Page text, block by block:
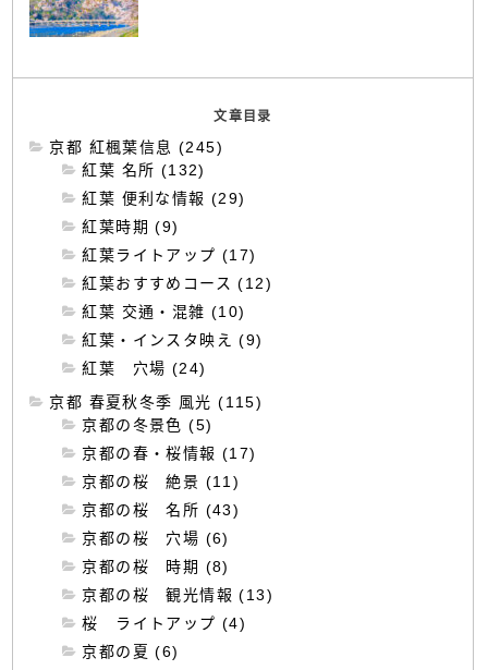
文章目录
京都 紅楓葉信息 (245)
紅葉 名所 (132)
紅葉 便利な情報 (29)
紅葉時期 (9)
紅葉ライトアップ (17)
紅葉おすすめコース (12)
紅葉 交通・混雑 (10)
紅葉・インスタ映え (9)
紅葉 穴場 (24)
京都 春夏秋冬季 風光 (115)
京都の冬景色 (5)
京都の春・桜情報 (17)
京都の桜 絶景 (11)
京都の桜 名所 (43)
京都の桜 穴場 (6)
京都の桜 時期 (8)
京都の桜 観光情報 (13)
桜 ライトアップ (4)
京都の夏 (6)